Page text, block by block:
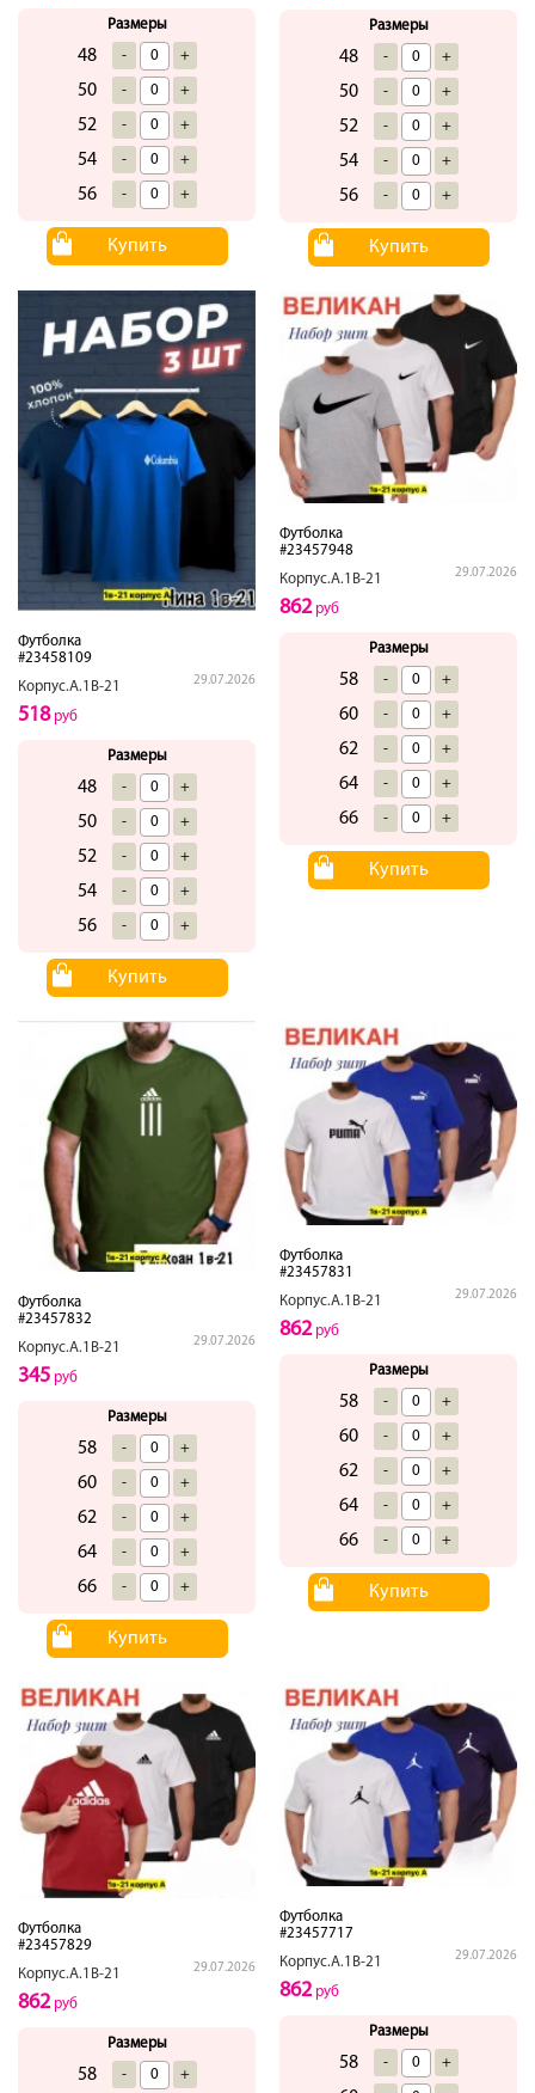
Размеры
48 - +
50 - +
52 - +
54 - +
56 - +
Купить
Размеры
48 - +
50 - +
52 - +
54 - +
56 - +
Купить
Футболка
#23458109
Корпус.А.1В-21
29.07.2026
518руб
Размеры
48 - +
50 - +
52 - +
54 - +
56 - +
Купить
Футболка
#23457948
Корпус.А.1В-21
29.07.2026
862руб
Размеры
58 - +
60 - +
62 - +
64 - +
66 - +
Купить
Футболка
#23457832
Корпус.А.1В-21
29.07.2026
345 руб
Размеры
58 - +
60 - +
62 - +
64 - +
66 - +
Купить
Футболка
#23457831
Корпус.А.1В-21
29.07.2026
862руб
Размеры
58 - +
60 - +
62 - +
64 - +
66 - +
Купить
Футболка
#23457829
Корпус.А.1В-21
29.07.2026
862руб
Размеры
58 - +
Футболка
#23457717
Корпус.А.1В-21
29.07.2026
862руб
Размеры
58 - +